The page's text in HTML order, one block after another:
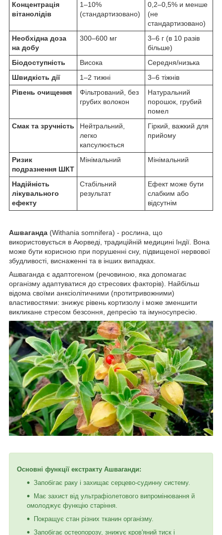
Концентрація
вітанолідів
1–10%
(стандартизовано)
0,2–0,5% и менше
(не
стандартизовано)
Необхідна доза
на добу
300–600 мг
3–6 г (в 10 разів
більше)
Біодоступність
Висока
Середня/низька
Швидкість дії
1–2 тижні
3–6 тіжнів
Рівень очищення
Фільтрований, без
грубих волокон
Натуральний
порошок, грубий
помел
Смак та зручність
Нейтральний,
легко
капсулюється
Гіркий, важкий для
прийому
Ризик
подразнення ШКТ
Мінімальний Мінімальний
Надійність
лікувального
ефекту
Стабільний
результат
Ефект може бути
слабким або
відсутнім
Ашваганда (Withania somnifera) - рослина, що
використовується в Аюрведі, традиційній медицині Індії. Вона
може бути корисною при порушенні сну, підвищеної нервової
збудливості, виснаженні та в інших випадках.
Ашваганда є адаптогеном (речовиною, яка допомагає
організму адаптуватися до стресових факторів). Найбільш
відома своїми анксіолітичними (протитривожними)
властивостями: знижує рівень кортизолу і може зменшити
викликане стресом безсоння, депресію та імуносупресію.
Основні функції екстракту Ашваганди:
Запобігає раку і захищає серцево-судинну систему.
Має захист від ультрафіолетового випромінювання й
омолоджує функцію старіння.
Покращує стан різних тканин організму.
Запобігає остеопорозу, знижує кров'яний тиск і